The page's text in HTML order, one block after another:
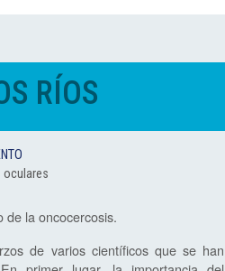
RÍOS
oculares
de la oncocercosis.
de varios científicos que se han